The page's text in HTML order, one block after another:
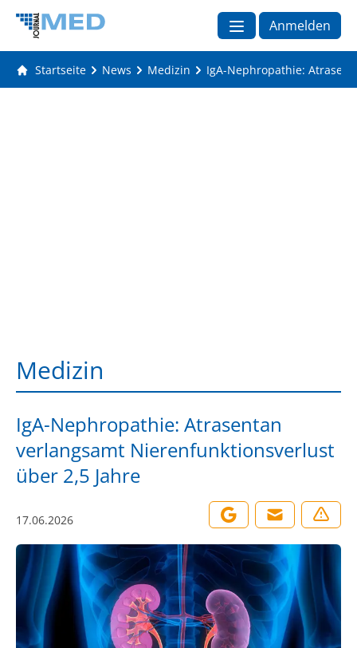
Anmelden
Startseite News Medizin IgA-Nephropathie:
Medizin
IgA-Nephropathie: Atrasentan
verlangsamt Nierenfunktionsverlust
über 2,5 Jahre
17.06.2026